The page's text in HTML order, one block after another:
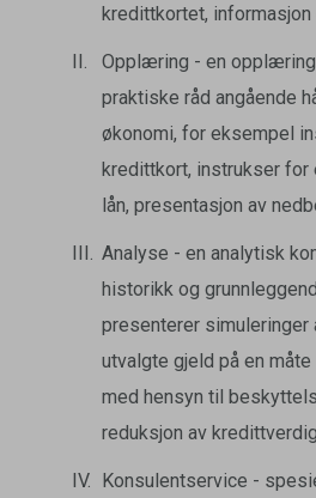
kredittkortet,
Opplæring - en
praktiske råd angående
økonomi, for eksempel
kredittkort, instrukser for
lån, presentasjon av
Analyse - en analytisk
historikk og
presenterer simuleringer
utvalgte gjeld på en
med hensyn til
reduksjon av
Konsulentservice -